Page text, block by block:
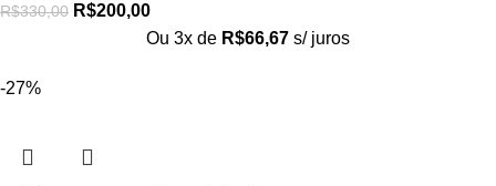
R$330,00 R$200,00
Ou 3x de R$66,67 s/ juros
-27%